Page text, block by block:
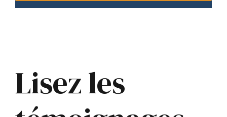
Lisez les